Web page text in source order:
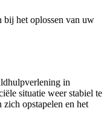
bij het oplossen van uw
in
situatie weer stabiel te
opstapelen en het